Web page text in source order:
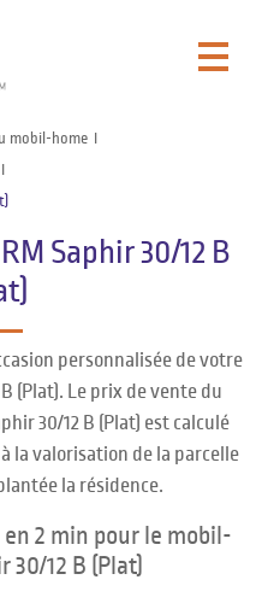
mobil-home
Saphir 30/12 B
personnalisée de votre
(Plat). Le prix de vente du
30/12 B (Plat) est calculé
la valorisation de la parcelle
la résidence.
2 min pour le mobil-
30/12 B (Plat)